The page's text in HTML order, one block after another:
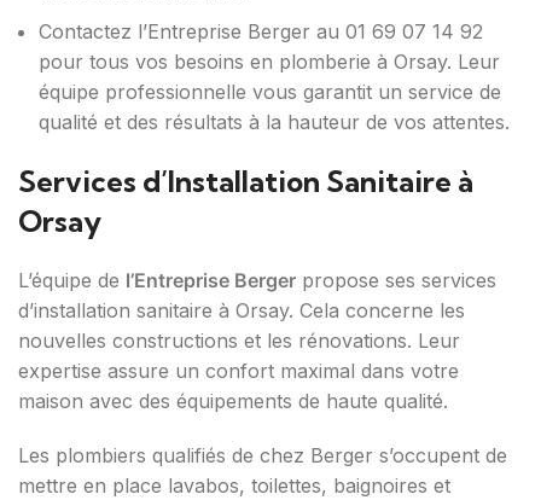
Contactez l’Entreprise Berger au 01 69 07 14 92
pour tous vos besoins en plomberie à Orsay. Leur
équipe professionnelle vous garantit un service de
qualité et des résultats à la hauteur de vos attentes.
Services d’Installation Sanitaire à
Orsay
L’équipe de l’Entreprise Berger propose ses services
d’installation sanitaire à Orsay. Cela concerne les
nouvelles constructions et les rénovations. Leur
expertise assure un confort maximal dans votre
maison avec des équipements de haute qualité.
Les plombiers qualifiés de chez Berger s’occupent de
mettre en place lavabos, toilettes, baignoires et